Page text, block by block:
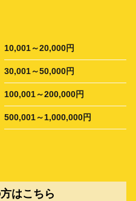
10,001～20,000円
30,001～50,000円
100,001～200,000円
500,001～1,000,000円
はこちら